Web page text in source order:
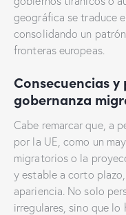
geográfica se traduce
consolidando un
fronteras europeas.
Consecuencias
gobernanza
Cabe remarcar que, a
por la UE, como un
migratorios o la
y estable a corto
apariencia. No solo
irregulares, sino que lo